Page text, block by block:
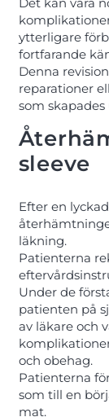
ytterligare
fortfarande
Denna
reparationer
som
sleeve
Efter en
läkning.
Patienterna
Under de
patienten på
av läkare och
och obehag.
Patienterna
som till en
mat.